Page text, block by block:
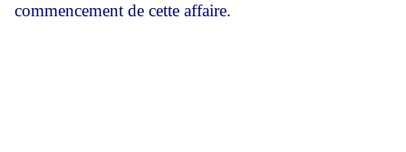
commencement de cette affaire.